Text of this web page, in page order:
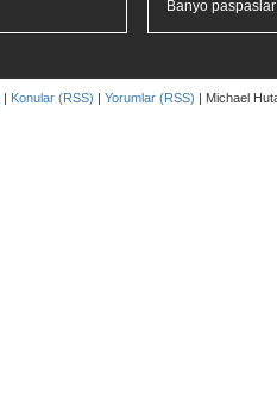
Banyo
| Konular (RSS) | Yorumlar (RSS) | Michael